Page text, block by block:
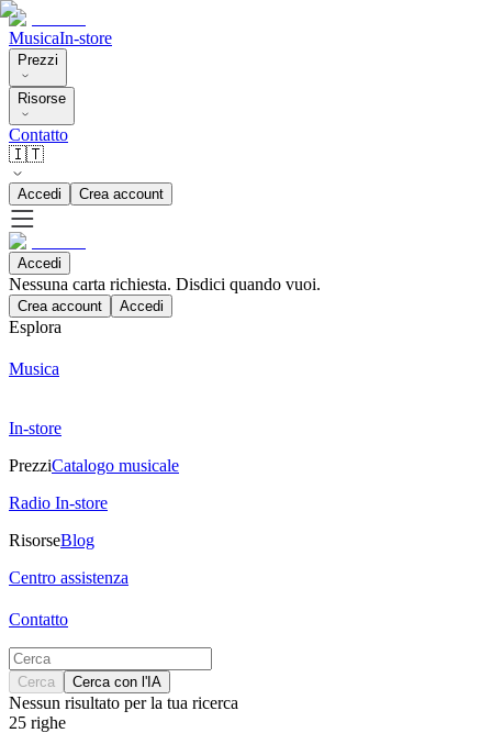
MusicaIn-store
Prezzi
Risorse
Contatto
🇮🇹
Accedi Crea account
Accedi
Nessuna carta richiesta. Disdici quando vuoi.
Crea account Accedi
Esplora
Musica
In-store
PrezziCatalogo musicale
Radio In-store
RisorseBlog
Centro assistenza
Contatto
Cerca Cerca con l'IA
Nessun risultato per la tua ricerca
25 righe